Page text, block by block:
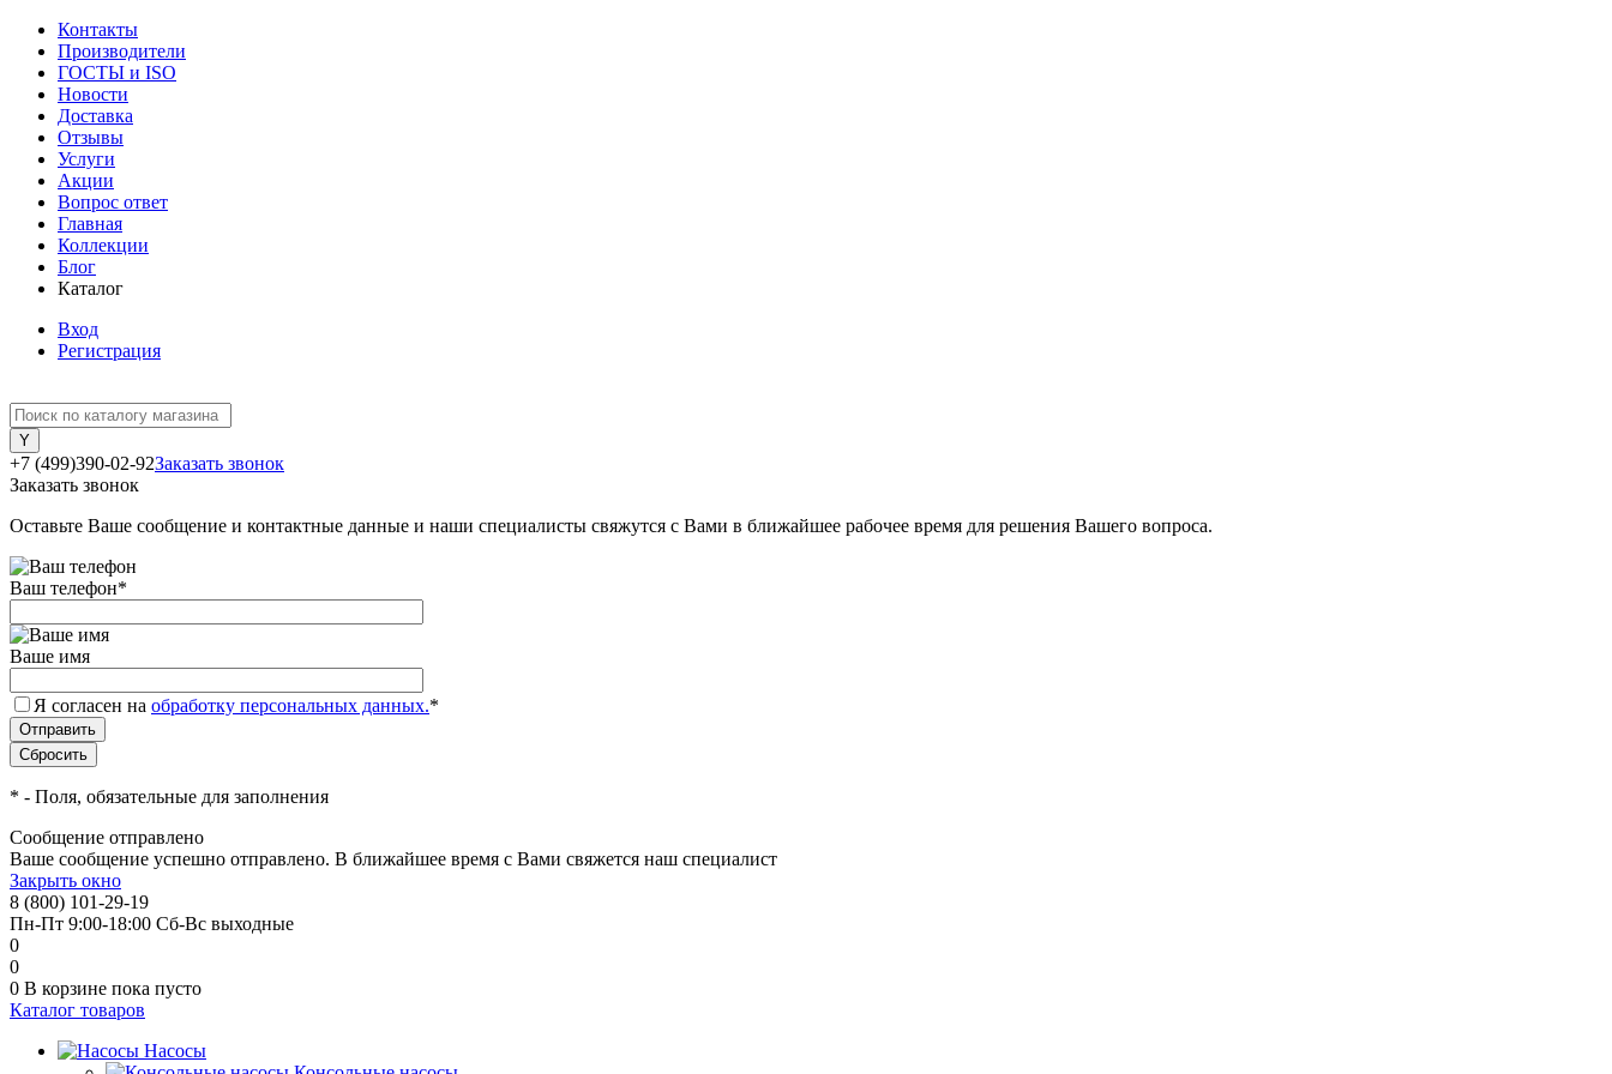
Контакты
Производители
ГОСТЫ и ISO
Новости
Доставка
Отзывы
Услуги
Акции
Вопрос ответ
Главная
Коллекции
Блог
Каталог
Вход
Регистрация
+7 (499)390-02-92Заказать звонок
Заказать звонок
Оставьте Ваше сообщение и контактные данные и наши специалисты свяжутся с Вами в ближайшее рабочее время для решения Вашего вопроса.
Ваш телефон*
Ваше имя
Я согласен на обработку персональных данных.*
* - Поля, обязательные для заполнения
Сообщение отправлено
Ваше сообщение успешно отправлено. В ближайшее время с Вами свяжется наш специалист
Закрыть окно
8 (800) 101-29-19
Пн-Пт 9:00-18:00 Сб-Вс выходные
0
0
0 В корзине пока пусто
Каталог товаров
Насосы